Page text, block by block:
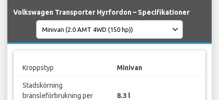
Volkswagen Transporter Hyrfordon – Specifikationer
Kroppstyp Minivan
Stadskörning
bränsleförbrukning per
8.3 l